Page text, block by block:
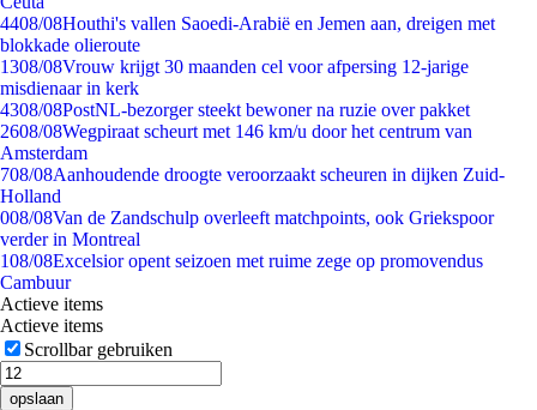
4408/08Houthi's vallen Saoedi-Arabië en Jemen aan, dreigen met
blokkade olieroute
1308/08Vrouw krijgt 30 maanden cel voor afpersing 12-jarige
misdienaar in kerk
4308/08PostNL-bezorger steekt bewoner na ruzie over pakket
2608/08Wegpiraat scheurt met 146 km/u door het centrum van
Amsterdam
708/08Aanhoudende droogte veroorzaakt scheuren in dijken Zuid-
Holland
008/08Van de Zandschulp overleeft matchpoints, ook Griekspoor
verder in Montreal
108/08Excelsior opent seizoen met ruime zege op promovendus
Cambuur
Actieve items
Actieve items
Scrollbar gebruiken
opslaan